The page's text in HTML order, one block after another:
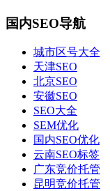
国内SEO导航
城市区号大全
天津SEO
北京SEO
安徽SEO
SEO大全
SEM优化
国内SEO优化
云南SEO标签
广东竞价托管
昆明竞价托管